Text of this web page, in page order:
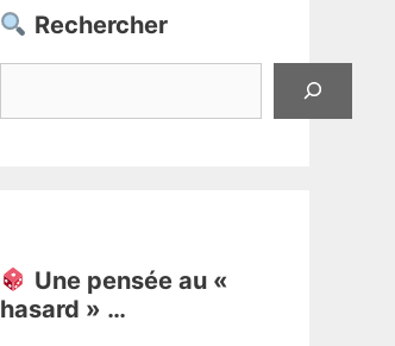
Rechercher
Une pensée au «
hasard » …